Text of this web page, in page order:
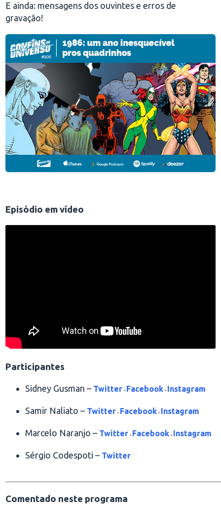
E ainda: mensagens dos ouvintes e erros de
gravação!
Episódio em vídeo
Participantes
Sidney Gusman – Twitter - Facebook - Instagram
Samir Naliato – Twitter - Facebook - Instagram
Marcelo Naranjo – Twitter - Facebook - Instagram
Sérgio Codespoti – Twitter
Comentado neste programa